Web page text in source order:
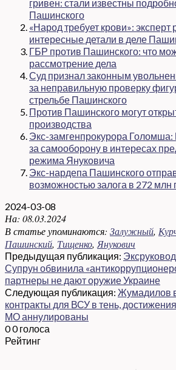
гривен: стали известны
Пашинского
«Народ требует крови»: эксперт
интересные детали в деле
ГБР против Пашинского: что
рассмотрение дела
Суд признал законным
за неправильную проверку
стрельбе Пашинского
Против Пашинского могут
производства
Экс-замгенпрокурора Голомша:
за самооборону в интересах
режима Януковича
Экс-нардепа Пашинского
возможностью залога в 272 млн
2024-03-08
На: 08.03.2024
В статье упоминаются: Залужный,
Пашинский, Тищенко,Янукович
Предыдущая публикация:
Супрун обвинила
партнеры не дают оружие Украине
Следующая публикация: Жумадилов
контракты для ВСУ в тень,
МО аннулированы
00 голоса
Рейтинг